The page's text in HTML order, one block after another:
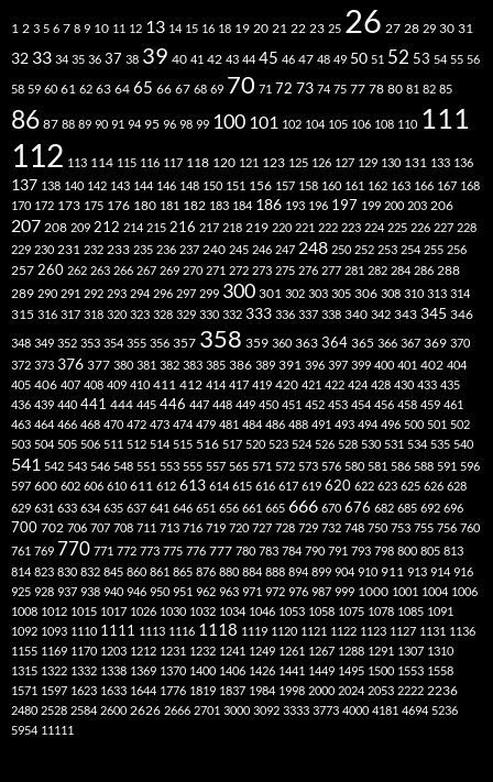
1 2 3 5 6 7 8 9 10 11 12 13 14 15 16 18 19 20 21 22 23 25 26 27 28 29 30 31
32 33 34 35 36 37 38 39 40 41 42 43 44 45 46 47 48 49 50 51 52 53 54 55 56
58 59 60 61 62 63 64 65 66 67 68 69 70 71 72 73 74 75 77 78 80 81 82 85
86 87 88 89 90 91 94 95 96 98 99 100 101 102 104 105 106 108 110 111
112 113 114 115 116 117 118 120 121 123 125 126 127 129 130 131 133 136
137 138 140 142 143 144 146 148 150 151 156 157 158 160 161 162 163 166 167 168
170 172 173 175 176 180 181 182 183 184 186 193 196 197 199 200 203 206
207 208 209 212 214 215 216 217 218 219 220 221 222 223 224 225 226 227 228
229 230 231 232 233 235 236 237 240 245 246 247 248 250 252 253 254 255 256
257 260 262 263 266 267 269 270 271 272 273 275 276 277 281 282 284 286 288
289 290 291 292 293 294 296 297 299 300 301 302 303 305 306 308 310 313 314
315 316 317 318 320 323 328 329 330 332 333 336 337 338 340 342 343 345 346
348 349 352 353 354 355 356 357 358 359 360 363 364 365 366 367 369 370
372 373 376 377 380 381 382 383 385 386 389 391 396 397 399 400 401 402 404
405 406 407 408 409 410 411 412 414 417 419 420 421 422 424 428 430 433 435
436 439 440 441 444 445 446 447 448 449 450 451 452 453 454 456 458 459 461
463 464 466 468 470 472 473 474 479 481 484 486 488 491 493 494 496 500 501 502
503 504 505 506 511 512 514 515 516 517 520 523 524 526 528 530 531 534 535 540
541 542 543 546 548 551 553 555 557 565 571 572 573 576 580 581 586 588 591 596
597 600 602 606 610 611 612 613 614 615 616 617 619 620 622 623 625 626 628
629 631 633 634 635 637 641 646 651 656 661 665 666 670 676 682 685 692 696
700 702 706 707 708 711 713 716 719 720 727 728 729 732 748 750 753 755 756 760
761 769 770 771 772 773 775 776 777 780 783 784 790 791 793 798 800 805 813
814 823 830 832 845 860 861 865 876 880 884 888 894 899 904 910 911 913 914 916
925 928 937 938 940 946 950 951 962 963 971 972 976 987 999 1000 1001 1004 1006
1008 1012 1015 1017 1026 1030 1032 1034 1046 1053 1058 1075 1078 1085 1091
1092 1093 1110 1111 1113 1116 1118 1119 1120 1121 1122 1123 1127 1131 1136
1155 1169 1170 1203 1212 1231 1232 1241 1249 1261 1267 1288 1291 1307 1310
1315 1322 1332 1338 1369 1370 1400 1406 1426 1441 1449 1495 1500 1553 1558
1571 1597 1623 1633 1644 1776 1819 1837 1984 1998 2000 2024 2053 2222 2236
2480 2528 2584 2600 2626 2666 2701 3000 3092 3333 3773 4000 4181 4694 5236
5954 11111